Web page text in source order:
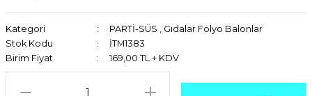
Kategori PARTİ-SÜS , Gıdalar Folyo Balonlar
Stok Kodu
İTM1383
Birim Fiyat
169,00 TL + KDV